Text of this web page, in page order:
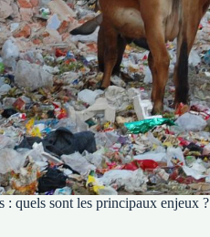
: quels sont les principaux enjeux ?